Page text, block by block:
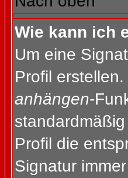
Wie kann ich
Um eine
Profil
anhängen-
Profil die
Signatur